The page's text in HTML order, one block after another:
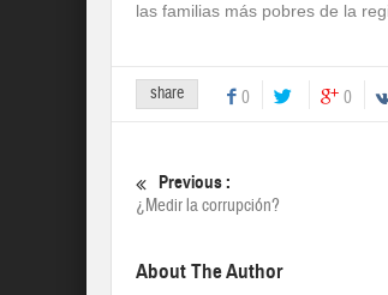
las familias más pobres de la
share 0 0
Previous :
¿Medir la corrupción?
About The Author